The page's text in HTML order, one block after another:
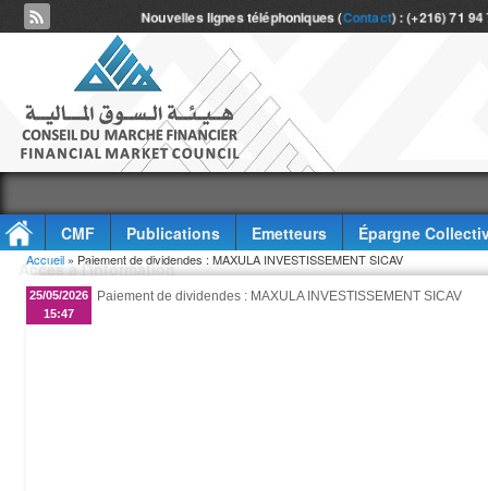
Nouvelles lignes téléphoniques (Contact) : (+216) 71
CMF Publications Emetteurs
Épargne
Accès à l'information
Vous êtes ici
Accueil » Paiement de dividendes : MAXULA INVESTISSEMENT SICAV
25/05/2026
15:47
Paiement de dividendes : MAXULA INVESTISSEMENT SICAV